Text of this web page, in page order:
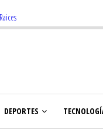
DEPORTES